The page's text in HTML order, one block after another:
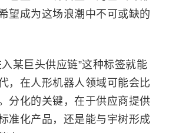
望成为这场浪潮中不可或缺的
某巨头供应链”这种标签就能
，在人形机器人领域可能会比
分化的关键，在于供应商提供
准化产品，还是能与宇树形成